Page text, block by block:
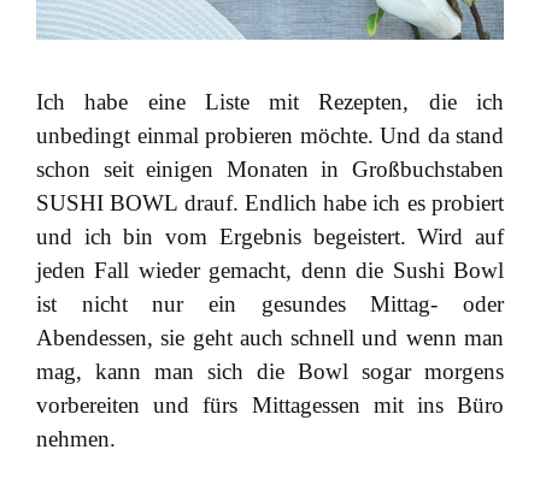
Ich habe eine Liste mit Rezepten, die ich
unbedingt einmal probieren möchte. Und da stand
schon seit einigen Monaten in Großbuchstaben
SUSHI BOWL drauf. Endlich habe ich es probiert
und ich bin vom Ergebnis begeistert. Wird auf
jeden Fall wieder gemacht, denn die Sushi Bowl
ist nicht nur ein gesundes Mittag- oder
Abendessen, sie geht auch schnell und wenn man
mag, kann man sich die Bowl sogar morgens
vorbereiten und fürs Mittagessen mit ins Büro
nehmen.